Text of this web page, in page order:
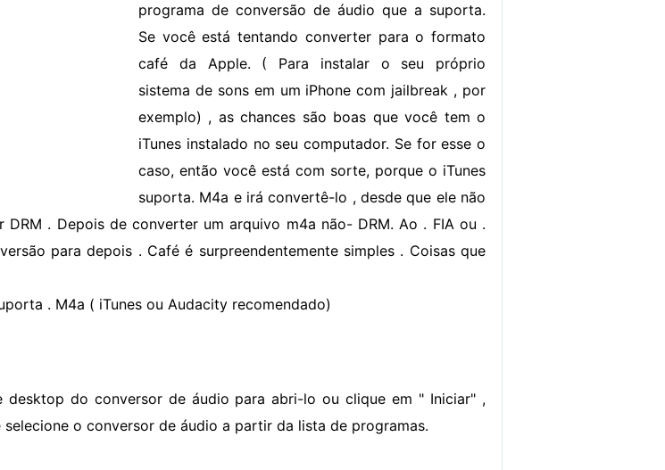
programa de conversão de áudio que a suporta.
Se você está tentando converter para o formato
café da Apple. ( Para instalar o seu próprio
sistema de sons em um iPhone com jailbreak , por
exemplo) , as chances são boas que você tem o
iTunes instalado no seu computador. Se for esse o
caso, então você está com sorte, porque o iTunes
suporta. M4a e irá convertê-lo , desde que ele não
. Depois de converter um arquivo m4a não- DRM. Ao . FIA ou .
para depois . Café é surpreendentemente simples . Coisas que
. M4a ( iTunes ou Audacity recomendado)
desktop do conversor de áudio para abri-lo ou clique em " Iniciar" ,
selecione o conversor de áudio a partir da lista de programas.